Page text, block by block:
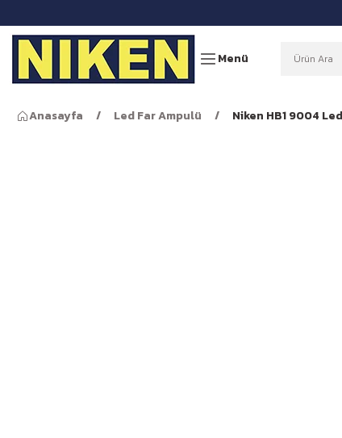
Menü
Anasayfa Led Far Ampulü Niken HB1 9004